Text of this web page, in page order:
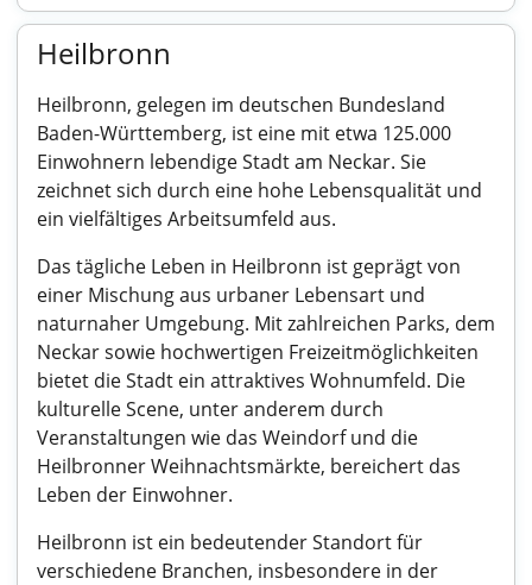
Heilbronn
Heilbronn, gelegen im deutschen Bundesland
Baden-Württemberg, ist eine mit etwa 125.000
Einwohnern lebendige Stadt am Neckar. Sie
zeichnet sich durch eine hohe Lebensqualität und
ein vielfältiges Arbeitsumfeld aus.
Das tägliche Leben in Heilbronn ist geprägt von
einer Mischung aus urbaner Lebensart und
naturnaher Umgebung. Mit zahlreichen Parks, dem
Neckar sowie hochwertigen Freizeitmöglichkeiten
bietet die Stadt ein attraktives Wohnumfeld. Die
kulturelle Scene, unter anderem durch
Veranstaltungen wie das Weindorf und die
Heilbronner Weihnachtsmärkte, bereichert das
Leben der Einwohner.
Heilbronn ist ein bedeutender Standort für
verschiedene Branchen, insbesondere in der